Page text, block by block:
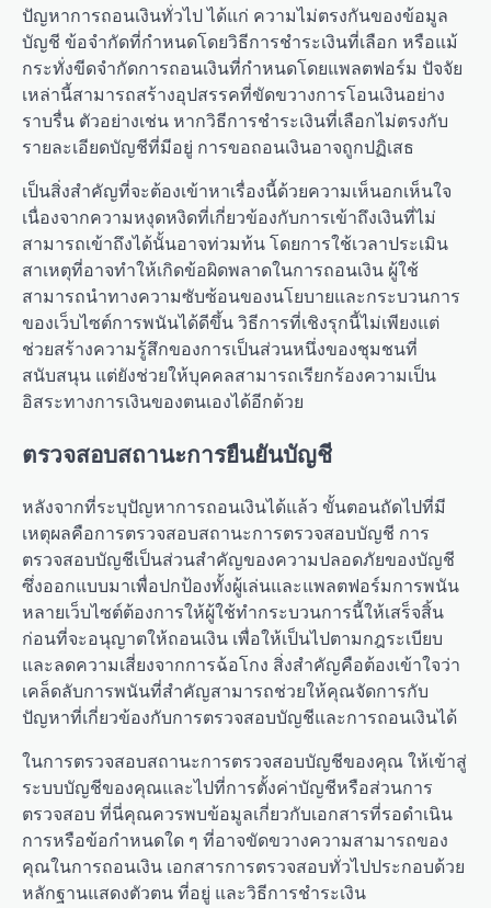
ปัญหาการถอนเงินทั่วไป ได้แก่ ความไม่ตรงกันของข้อมูล
บัญชี ข้อจำกัดที่กำหนดโดยวิธีการชำระเงินที่เลือก หรือแม้
กระทั่งขีดจำกัดการถอนเงินที่กำหนดโดยแพลตฟอร์ม ปัจจัย
เหล่านี้สามารถสร้างอุปสรรคที่ขัดขวางการโอนเงินอย่าง
ราบรื่น ตัวอย่างเช่น หากวิธีการชำระเงินที่เลือกไม่ตรงกับ
รายละเอียดบัญชีที่มีอยู่ การขอถอนเงินอาจถูกปฏิเสธ
เป็นสิ่งสำคัญที่จะต้องเข้าหาเรื่องนี้ด้วยความเห็นอกเห็นใจ
เนื่องจากความหงุดหงิดที่เกี่ยวข้องกับการเข้าถึงเงินที่ไม่
สามารถเข้าถึงได้นั้นอาจท่วมท้น โดยการใช้เวลาประเมิน
สาเหตุที่อาจทำให้เกิดข้อผิดพลาดในการถอนเงิน ผู้ใช้
สามารถนำทางความซับซ้อนของนโยบายและกระบวนการ
ของเว็บไซต์การพนันได้ดีขึ้น วิธีการที่เชิงรุกนี้ไม่เพียงแต่
ช่วยสร้างความรู้สึกของการเป็นส่วนหนึ่งของชุมชนที่
สนับสนุน แต่ยังช่วยให้บุคคลสามารถเรียกร้องความเป็น
อิสระทางการเงินของตนเองได้อีกด้วย
ตรวจสอบสถานะการยืนยันบัญชี
หลังจากที่ระบุปัญหาการถอนเงินได้แล้ว ขั้นตอนถัดไปที่มี
เหตุผลคือการตรวจสอบสถานะการตรวจสอบบัญชี การ
ตรวจสอบบัญชีเป็นส่วนสำคัญของความปลอดภัยของบัญชี
ซึ่งออกแบบมาเพื่อปกป้องทั้งผู้เล่นและแพลตฟอร์มการพนัน
หลายเว็บไซต์ต้องการให้ผู้ใช้ทำกระบวนการนี้ให้เสร็จสิ้น
ก่อนที่จะอนุญาตให้ถอนเงิน เพื่อให้เป็นไปตามกฎระเบียบ
และลดความเสี่ยงจากการฉ้อโกง สิ่งสำคัญคือต้องเข้าใจว่า
เคล็ดลับการพนันที่สำคัญสามารถช่วยให้คุณจัดการกับ
ปัญหาที่เกี่ยวข้องกับการตรวจสอบบัญชีและการถอนเงินได้
ในการตรวจสอบสถานะการตรวจสอบบัญชีของคุณ ให้เข้าสู่
ระบบบัญชีของคุณและไปที่การตั้งค่าบัญชีหรือส่วนการ
ตรวจสอบ ที่นี่คุณควรพบข้อมูลเกี่ยวกับเอกสารที่รอดำเนิน
การหรือข้อกำหนดใด ๆ ที่อาจขัดขวางความสามารถของ
คุณในการถอนเงิน เอกสารการตรวจสอบทั่วไปประกอบด้วย
หลักฐานแสดงตัวตน ที่อยู่ และวิธีการชำระเงิน